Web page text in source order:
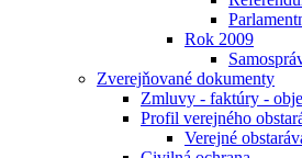
Rok 2009
Zverejňované dokumenty
Zmluvy - faktúry -
Profil verejného
Verejné